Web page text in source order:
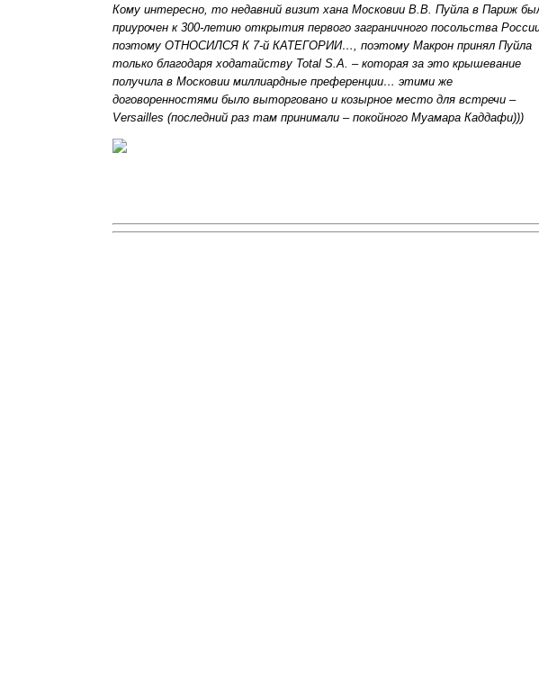
Кому интересно, то недавний визит хана Московии В.В. Пуйла в Париж
приурочен к 300-летию открытия первого заграничного посольства
поэтому ОТНОСИЛСЯ К 7-й КАТЕГОРИИ…, поэтому Макрон принял Пуйла
только благодаря ходатайству Total S.A. – которая за это крышевание
получила в Московии миллиардные преференции… этими же
договоренностями было выторговано и козырное место для встречи –
Versailles (последний раз там принимали – покойного Муамара Каддафи)))